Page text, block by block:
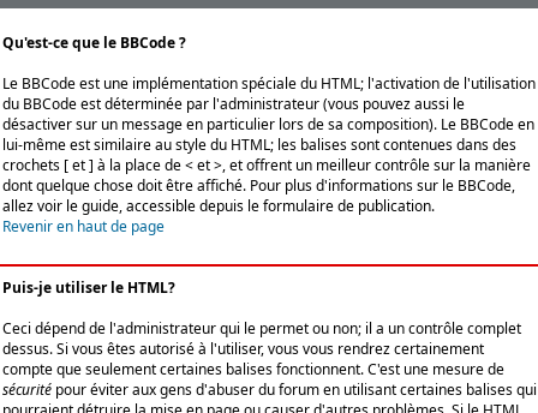
Qu'est-ce que le BBCode ?
Le BBCode est une implémentation spéciale du HTML; l'activation de l'utilisation
du BBCode est déterminée par l'administrateur (vous pouvez aussi le
désactiver sur un message en particulier lors de sa composition). Le BBCode en
lui-même est similaire au style du HTML; les balises sont contenues dans des
crochets [ et ] à la place de < et >, et offrent un meilleur contrôle sur la manière
dont quelque chose doit être affiché. Pour plus d'informations sur le BBCode,
allez voir le guide, accessible depuis le formulaire de publication.
Revenir en haut de page
Puis-je utiliser le HTML?
Ceci dépend de l'administrateur qui le permet ou non; il a un contrôle complet
dessus. Si vous êtes autorisé à l'utiliser, vous vous rendrez certainement
compte que seulement certaines balises fonctionnent. C'est une mesure de
sécurité pour éviter aux gens d'abuser du forum en utilisant certaines balises qui